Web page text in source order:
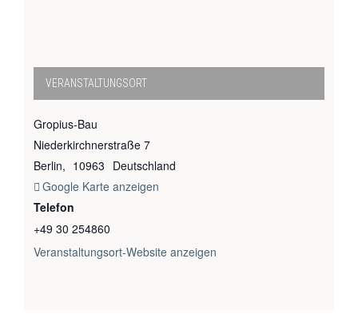
VERANSTALTUNGSORT
Gropius-Bau
Niederkirchnerstraße 7
Berlin, 10963 Deutschland
Google Karte anzeigen
Telefon
+49 30 254860
Veranstaltungsort-Website anzeigen